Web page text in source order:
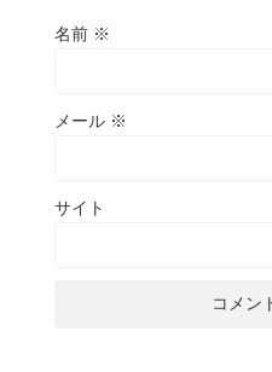
名前 ※
メール ※
サイト